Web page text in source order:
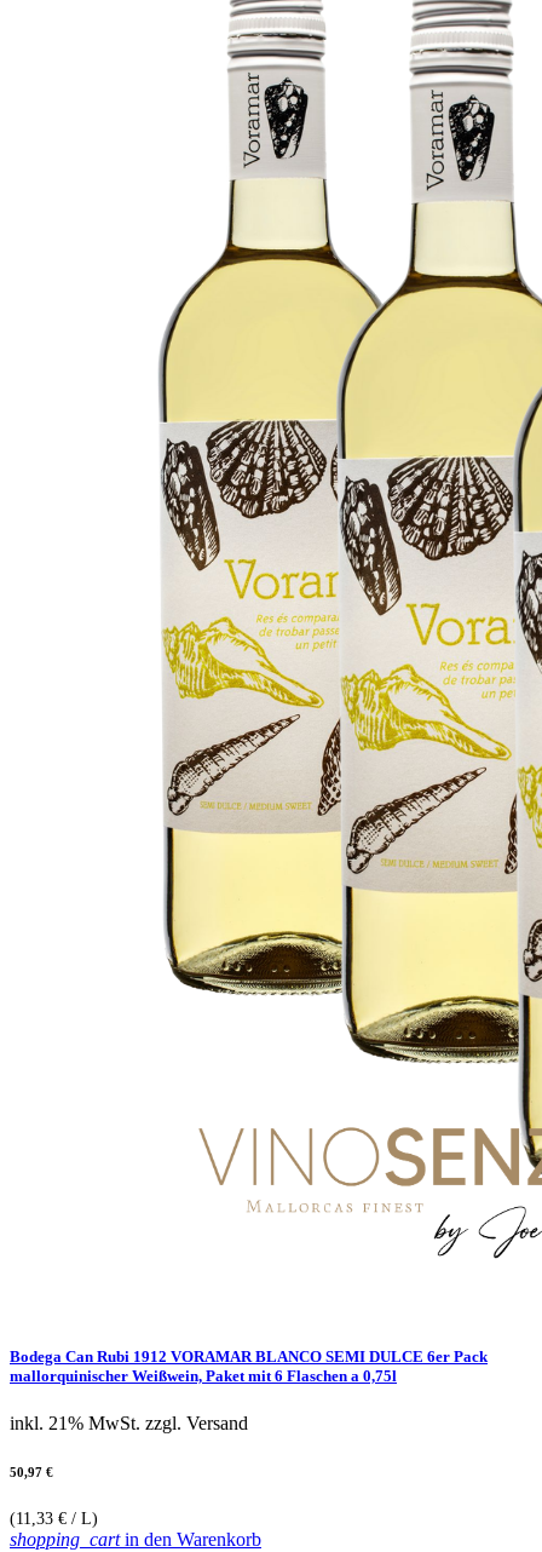
Bodega Can Rubi 1912 VORAMAR BLANCO SEMI DULCE 6er Pack
mallorquinischer Weißwein, Paket mit 6 Flaschen a 0,75l
inkl. 21% MwSt. zzgl. Versand
50,97 €
(11,33 € / L)
shopping_cartin den Warenkorb